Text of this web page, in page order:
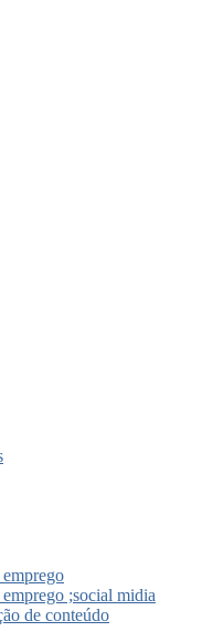
;social midia
de conteúdo